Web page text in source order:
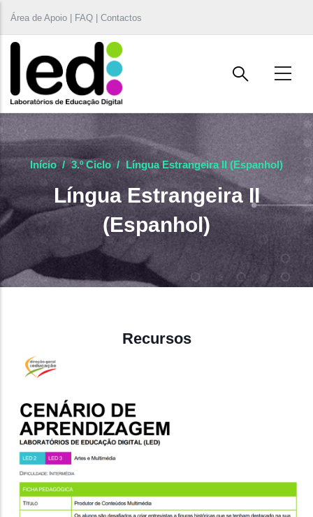
Passar para o conteúdo principal
Área de Apoio | FAQ | Contactos
Início / 3.º Ciclo / Língua Estrangeira II (Espanhol)
Língua Estrangeira II
(Espanhol)
Recursos